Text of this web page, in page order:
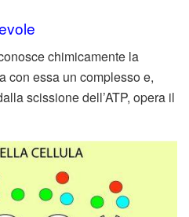
chimicamente la
con essa un complesso e,
scissione dell’ATP, opera il